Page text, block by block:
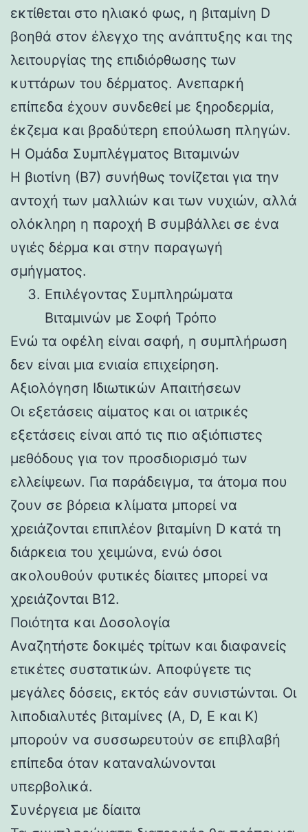
εκτίθεται στο ηλιακό φως, η βιταμίνη D
βοηθά στον έλεγχο της ανάπτυξης και της
λειτουργίας της επιδιόρθωσης των
κυττάρων του δέρματος. Ανεπαρκή
επίπεδα έχουν συνδεθεί με ξηροδερμία,
έκζεμα και βραδύτερη επούλωση πληγών.
Η Ομάδα Συμπλέγματος Βιταμινών
Η βιοτίνη (Β7) συνήθως τονίζεται για την
αντοχή των μαλλιών και των νυχιών, αλλά
ολόκληρη η παροχή Β συμβάλλει σε ένα
υγιές δέρμα και στην παραγωγή
σμήγματος.
Επιλέγοντας Συμπληρώματα
Βιταμινών με Σοφή Τρόπο
Ενώ τα οφέλη είναι σαφή, η συμπλήρωση
δεν είναι μια ενιαία επιχείρηση.
Αξιολόγηση Ιδιωτικών Απαιτήσεων
Οι εξετάσεις αίματος και οι ιατρικές
εξετάσεις είναι από τις πιο αξιόπιστες
μεθόδους για τον προσδιορισμό των
ελλείψεων. Για παράδειγμα, τα άτομα που
ζουν σε βόρεια κλίματα μπορεί να
χρειάζονται επιπλέον βιταμίνη D κατά τη
διάρκεια του χειμώνα, ενώ όσοι
ακολουθούν φυτικές δίαιτες μπορεί να
χρειάζονται Β12.
Ποιότητα και Δοσολογία
Αναζητήστε δοκιμές τρίτων και διαφανείς
ετικέτες συστατικών. Αποφύγετε τις
μεγάλες δόσεις, εκτός εάν συνιστώνται. Οι
λιποδιαλυτές βιταμίνες (A, D, E και K)
μπορούν να συσσωρευτούν σε επιβλαβή
επίπεδα όταν καταναλώνονται
υπερβολικά.
Συνέργεια με δίαιτα